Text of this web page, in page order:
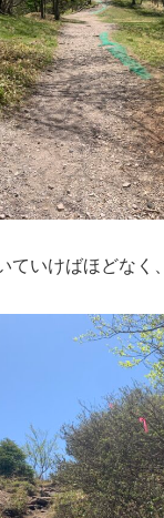
ていけばほどなく、